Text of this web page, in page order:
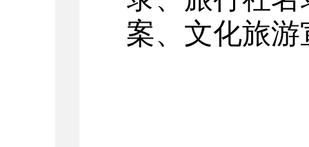
案、文化旅